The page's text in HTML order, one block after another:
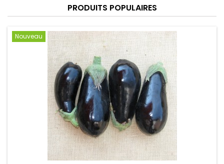
PRODUITS POPULAIRES
Nouveau